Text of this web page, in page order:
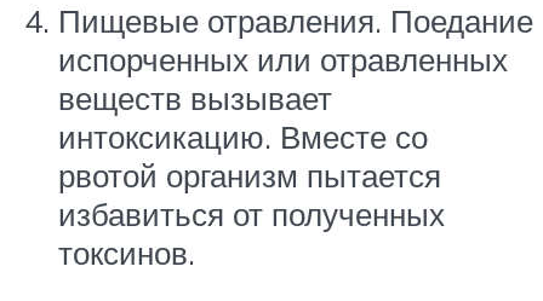
Пищевые отравления. Поедание
испорченных или отравленных
веществ вызывает
интоксикацию. Вместе со
рвотой организм пытается
избавиться от полученных
токсинов.